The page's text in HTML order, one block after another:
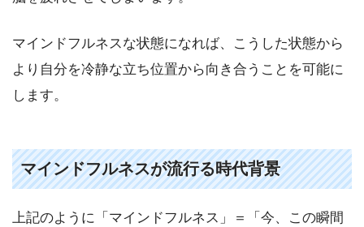
マインドフルネスな状態になれば、こうした状態から
より自分を冷静な立ち位置から向き合うことを可能に
します。
マインドフルネスが流行る時代背景
上記のように「マインドフルネス」＝「今、この瞬間